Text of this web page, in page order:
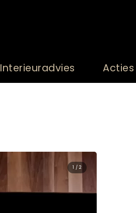
Interieuradvies Acties
2 / 2